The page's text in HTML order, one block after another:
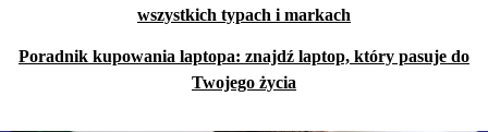
wszystkich typach i markach
Poradnik kupowania laptopa: znajdź laptop, który pasuje do
Twojego życia